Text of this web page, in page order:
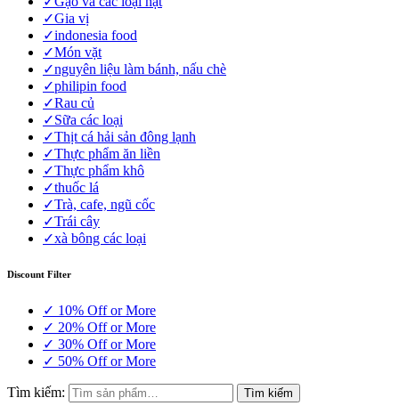
✓Gia vị
✓indonesia food
✓Món vặt
✓nguyên liệu làm bánh, nấu chè
✓philipin food
✓Rau củ
✓Sữa các loại
✓Thịt cá hải sản đông lạnh
✓Thực phẩm ăn liền
✓Thực phẩm khô
✓thuốc lá
✓Trà, cafe, ngũ cốc
✓Trái cây
✓xà bông các loại
Discount Filter
✓ 10% Off or More
✓ 20% Off or More
✓ 30% Off or More
✓ 50% Off or More
Tìm kiếm: Tìm kiếm